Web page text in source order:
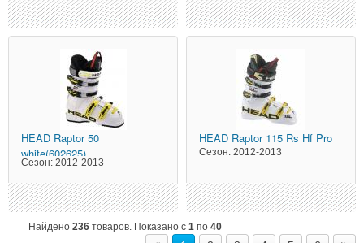
HEAD Raptor 50
white(602625)
Сезон: 2012-2013
HEAD Raptor 115 Rs Hf Pro
Сезон: 2012-2013
Найдено 236 товаров. Показано с 1 по 40